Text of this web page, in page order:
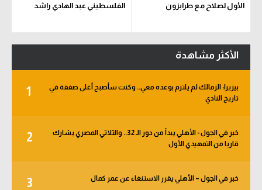
الأول لصلاح مع طرابزون
الفلسطيني عبد الهادي راشد
الأكثر مشاهدة
1
بيزيرا: الزمالك لم يلتزم بوعده معي.. وكنت سأصبح أغلى صفقة في
تاريخ النادي
2
خبر في الجول - الأهلي يبدأ من دور الـ 32.. والثلاثي المصري يشارك
قاريا من التمهيدي الأول
3 خبر في الجول – الأهلي يقرر الاستنغاء عن عمر كمال